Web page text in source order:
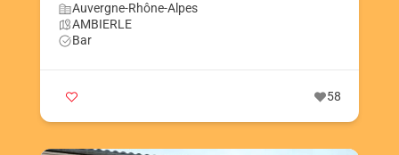
Auvergne-Rhône-Alpes
AMBIERLE
Bar
58